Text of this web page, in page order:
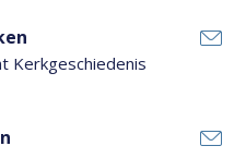
Kerkgeschiedenis